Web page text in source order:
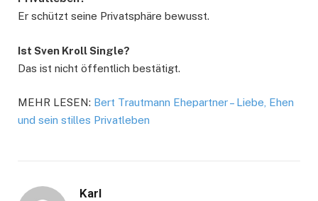
Er schützt seine Privatsphäre bewusst.
Ist Sven Kroll Single?
Das ist nicht öffentlich bestätigt.
MEHR LESEN: Bert Trautmann Ehepartner – Liebe, Ehen
und sein stilles Privatleben
Karl